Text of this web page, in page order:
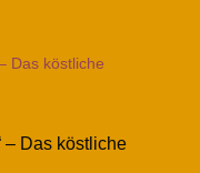
– Das köstliche